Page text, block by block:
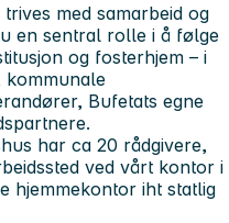
med samarbeid og
en sentral rolle i å følge
og fosterhjem – i
kommunale
Bufetats egne
har ca 20 rådgivere,
ved vårt kontor i
hjemmekontor iht statlig